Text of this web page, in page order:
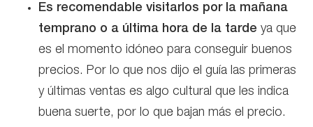
Es recomendable visitarlos por la mañana
temprano o a última hora de la tarde ya que
es el momento idóneo para conseguir buenos
precios. Por lo que nos dijo el guía las primeras
y últimas ventas es algo cultural que les indica
buena suerte, por lo que bajan más el precio.